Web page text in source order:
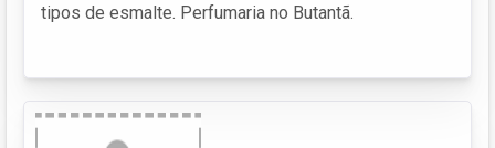
tipos de esmalte. Perfumaria no Butantã.